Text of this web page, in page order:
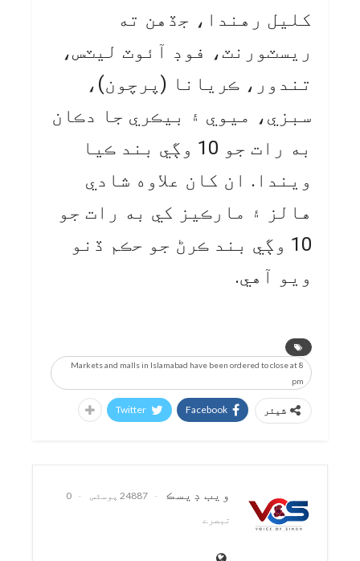
کليل رهندا، جڏهن ته
ريسٽورنٽ، فوڊ آئوٽ ليٽس،
تندور، ڪريانا (پرچون)،
سبزي، ميوي ۽ بيڪري جا دڪان
به رات جو 10 وڳي بند ڪيا
ويندا. ان کان علاوه شادي
هالز ۽ مارڪيز کي به رات جو
10 وڳي بند ڪرڻ جو حڪم ڏنو
ويو آهي.
Markets and malls in Islamabad have been ordered to close at 8
pm
شیئر Facebook
Twitter
ويب ڊيسڪ 24887 پوسٹس
0
تبصرے